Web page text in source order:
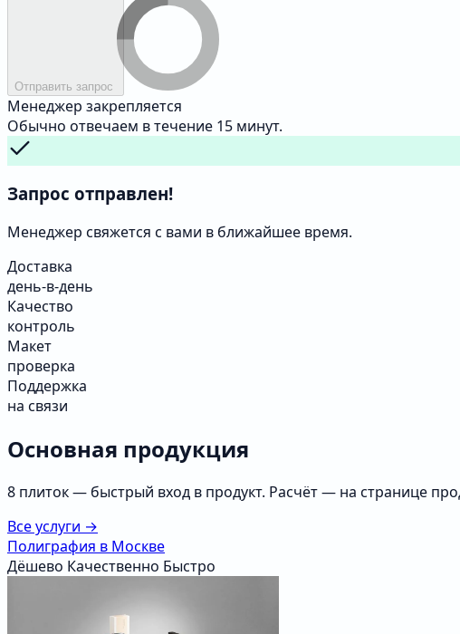
Отправить запрос
Менеджер закрепляется
Обычно отвечаем в течение 15 минут.
Запрос отправлен!
Менеджер свяжется с вами в ближайшее время.
Доставка
день-в-день
Качество
контроль
Макет
проверка
Поддержка
на связи
Основная продукция
8 плиток — быстрый вход в продукт. Расчёт — на странице
Все услуги →
Полиграфия в Москве
Дёшево Качественно Быстро